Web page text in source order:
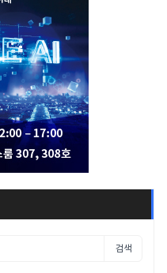
검색